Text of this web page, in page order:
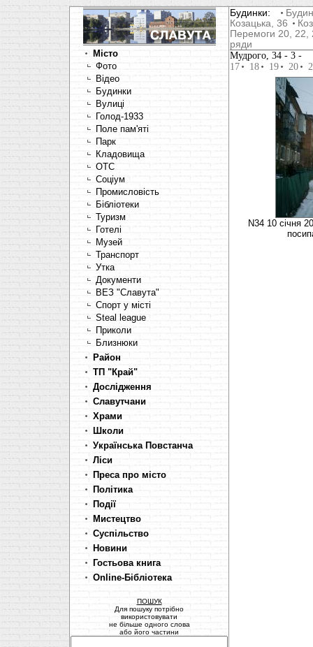
Місто
Фото
Відео
Будинки
Вулиці
Голод-1933
Поле пам'яті
Парк
Кладовища
OTC
Соціум
Промисловість
Бібліотеки
Туризм
Готелі
Музей
Транспорт
Утка
Документи
ВЕЗ "Славута"
Спорт у місті
Steal league
Приколи
Близнюки
Район
ТП "Край"
Дослідження
Славутчани
Храми
Школи
Українська Повстанча
Ліси
Преса про місто
Політика
Події
Мистецтво
Суспільство
Новини
Гостьова книга
Online-Бібліотека
ПОШУК
Для пошуку потрібно
використовувати
не більше одного слова
або його частини
Будинки:
Козацька, 36
Перемоги 20, 22,
ряди
Мудрого, 34 - 3 -
17
18 19 20
N34 10 січня